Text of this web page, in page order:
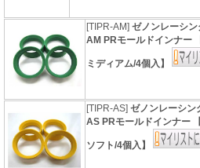
[TIPR-AM]ゼノンレーシ
AM PRモールドインナー
ミディアム/4個入】
[TIPR-AS]ゼノンレーシ
AS PRモールドインナー
ソフト/4個入】